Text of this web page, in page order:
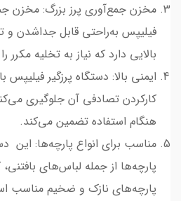
مخزن جمع‌آوری پرز بزرگ: مخزن
فیلیپس به‌راحتی قابل جداشدن
بالایی دارد که نیاز به تخلیه
ایمنی بالا: دستگاه پرزگیر فیلیپس
کارکردن تصادفی آن جلوگیری
هنگام استفاده تضمین می‌کند.
مناسب برای انواع پارچه‌ها: این
پارچه‌ها از جمله لباس‌های
پارچه‌های نازک و ضخیم مناسب